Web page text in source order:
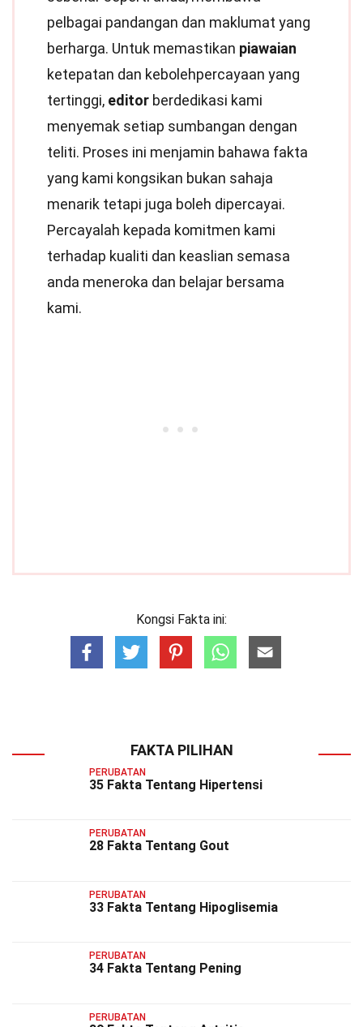
pelbagai pandangan dan maklumat yang
berharga. Untuk memastikan piawaian
ketepatan dan kebolehpercayaan yang
tertinggi, editor berdedikasi kami
menyemak setiap sumbangan dengan
teliti. Proses ini menjamin bahawa fakta
yang kami kongsikan bukan sahaja
menarik tetapi juga boleh dipercayai.
Percayalah kepada komitmen kami
terhadap kualiti dan keaslian semasa
anda meneroka dan belajar bersama
kami.
Kongsi Fakta ini:
FAKTA PILIHAN
PERUBATAN
35 Fakta Tentang Hipertensi
PERUBATAN
28 Fakta Tentang Gout
PERUBATAN
33 Fakta Tentang Hipoglisemia
PERUBATAN
34 Fakta Tentang Pening
PERUBATAN